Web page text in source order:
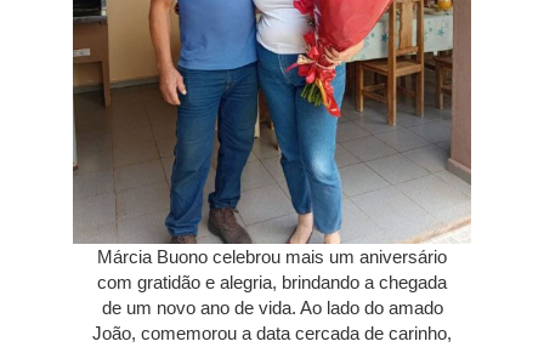
Márcia Buono celebrou mais um aniversário
com gratidão e alegria, brindando a chegada
de um novo ano de vida. Ao lado do amado
João, comemorou a data cercada de carinho,